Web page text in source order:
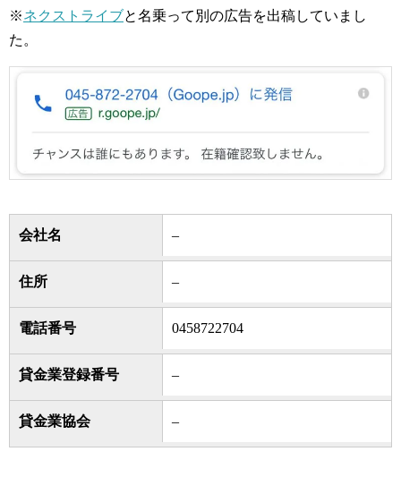
※ネクストライブと名乗って別の広告を出稿していまし
た。
会社名 –
住所 –
電話番号 0458722704
貸金業登録番号 –
貸金業協会 –